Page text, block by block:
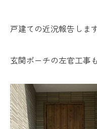
戸建ての近況報告しま
玄関ポーチの左官工事